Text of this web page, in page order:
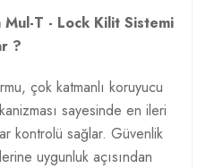
Mul-T - Lock Kilit Sistemi
?
çok katmanlı koruyucu
sayesinde en ileri
kontrolü sağlar. Güvenlik
uygunluk açısından